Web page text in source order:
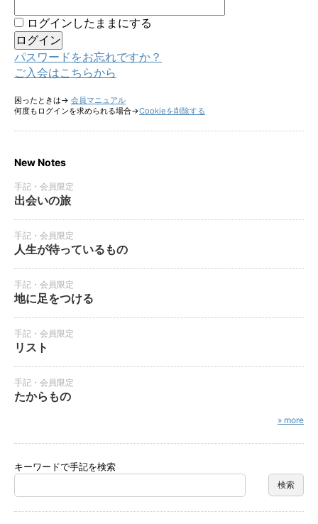
ログインしたままにする
パスワードをお忘れですか？
ご入会はこちらから
困ったときは→ 会員マニュアル
何度もログインを求められる場合→Cookieを削除する
New Notes
手記・会員限定
出会いの旅
手記・会員限定
人生が待っているもの
手記・会員限定
地に足をつける
手記・会員限定
リスト
手記・会員限定
たからもの
» more
キーワードで手記を検索